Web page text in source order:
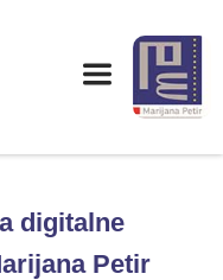
digitalne
Petir